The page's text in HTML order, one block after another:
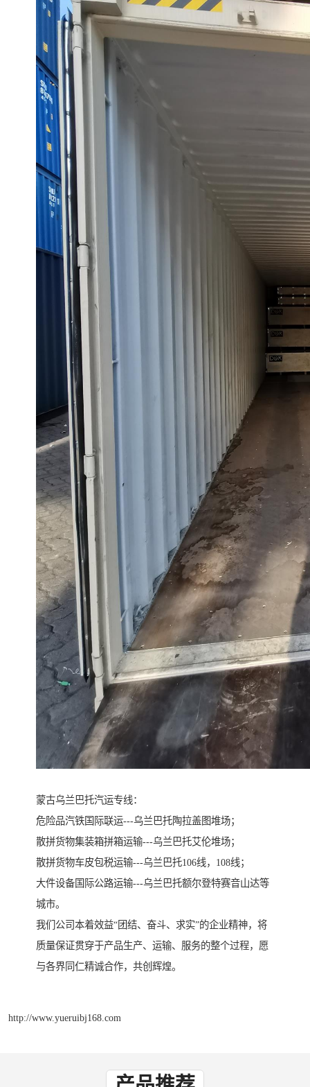
蒙古乌兰巴托汽运专线：
危险品汽铁国际联运---乌兰巴托陶拉盖图堆场；
散拼货物集装箱拼箱运输---乌兰巴托艾伦堆场；
散拼货物车皮包税运输---乌兰巴托106线，108线；
大件设备国际公路运输---乌兰巴托额尔登特赛音山达等
城市。
我们公司本着效益“团结、奋斗、求实”的企业精神，将
质量保证贯穿于产品生产、运输、服务的整个过程，愿
与各界同仁精诚合作，共创辉煌。
http://www.yueruibj168.com